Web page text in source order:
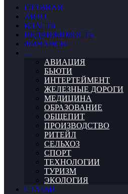
ГЛАВНАЯ
АВТО
ВЛАСТЬ
НЕДВИЖИМОСТЬ
ФИНАНСЫ
…
АВИАЦИЯ
БЬЮТИ
ИНТЕРТЕЙМЕНТ
ЖЕЛЕЗНЫЕ ДОРОГИ
МЕДИЦИНА
ОБРАЗОВАНИЕ
ОБЩЕПИТ
ПРОИЗВОДСТВО
РИТЕЙЛ
СЕЛЬХОЗ
СПОРТ
ТЕХНОЛОГИИ
ТУРИЗМ
ЭКОЛОГИЯ
СТАТЬИ